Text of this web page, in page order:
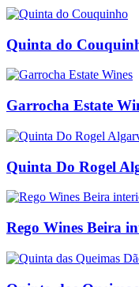
Quinta do
Garrocha Estate
Quinta Do Rogel
Rego Wines Beira